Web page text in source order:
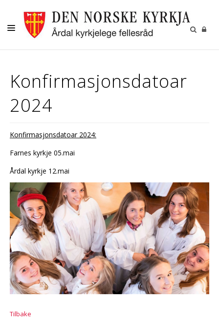
BORN OG UNGE
VAKSNE
KALENDER
KONTAKT
Konfirmasjonsdatoar
2024
Konfirmasjonsdatoar 2024:
Farnes kyrkje 05.mai
Årdal kyrkje 12.mai
Tilbake